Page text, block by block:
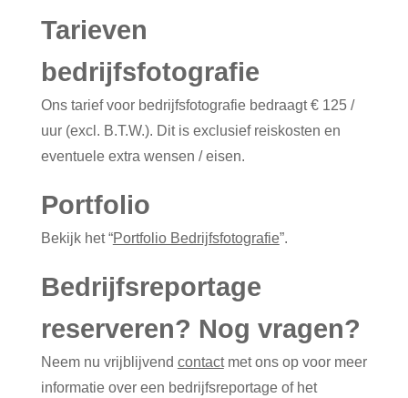
Tarieven
bedrijfsfotografie
Ons tarief voor bedrijfsfotografie bedraagt € 125 /
uur (excl. B.T.W.). Dit is exclusief reiskosten en
eventuele extra wensen / eisen.
Portfolio
Bekijk het “Portfolio Bedrijfsfotografie”.
Bedrijfsreportage
reserveren? Nog vragen?
Neem nu vrijblijvend contactmet ons op voor meer
informatie over een bedrijfsreportage of het